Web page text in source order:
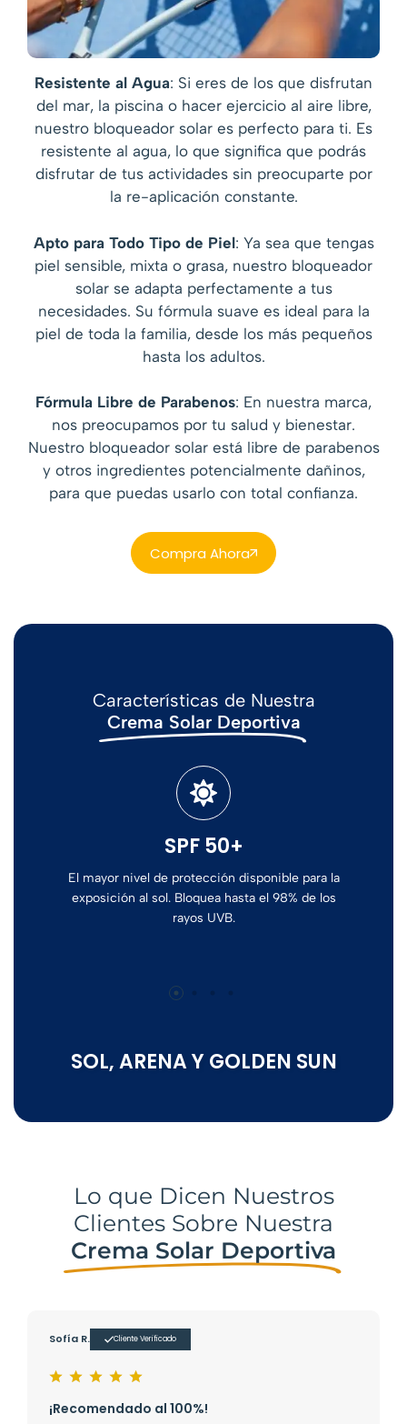
Resistente al Agua: Si eres de los que disfrutan
del mar, la piscina o hacer ejercicio al aire libre,
nuestro bloqueador solar es perfecto para ti. Es
resistente al agua, lo que significa que podrás
disfrutar de tus actividades sin preocuparte por
la re-aplicación constante.
Apto para Todo Tipo de Piel: Ya sea que tengas
piel sensible, mixta o grasa, nuestro bloqueador
solar se adapta perfectamente a tus
necesidades. Su fórmula suave es ideal para la
piel de toda la familia, desde los más pequeños
hasta los adultos.
Fórmula Libre de Parabenos: En nuestra marca,
nos preocupamos por tu salud y bienestar.
Nuestro bloqueador solar está libre de parabenos
y otros ingredientes potencialmente dañinos,
para que puedas usarlo con total confianza.
Compra Ahora
Características de Nuestra
Crema Solar Deportiva
SPF 50+
El mayor nivel de protección disponible para la
exposición al sol. Bloquea hasta el 98% de los
rayos UVB.
SOL, ARENA Y GOLDEN SUN
Lo que Dicen Nuestros
Clientes Sobre Nuestra
Crema Solar Deportiva
Sofía R. Cliente Verificado
¡Recomendado al 100%!